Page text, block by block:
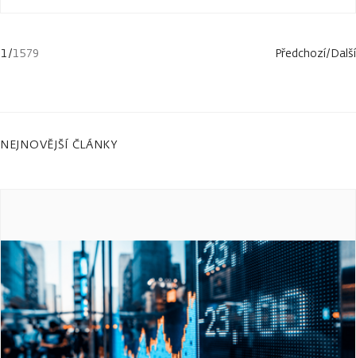
1/1579 Předchozí/Další
NEJNOVĚJŠÍ ČLÁNKY